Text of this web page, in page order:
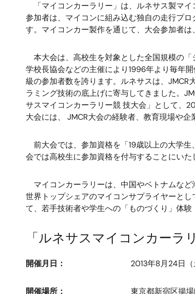
「マイコンカーラリー」は、ルネサス製マ
参加者は、マイコンに組み込む独自の走行プ
す。マイコンカー製作を通じて、大会参加者
本大会は、高校生を対象とした全国規模の「
学校長協会などの主催により1996年より毎年
級の参加者数を誇ります。ルネサスは、JMCR
ラミング技術の底上げに寄与してきました。
サスマイコンカーラリー競 技大会」として、
大会には、 JMCR大会の経験者、教育現場や
前大会では、参加資格を「19歳以上の大学
会では高校生に参加資格を付与することにいた
マイコンカーラリーは、中国やベトナムなど
世界トップシェアのマイコンサプライヤーと
て、若手技術者や学生への「ものづくり」体
「ルネサスマイコンカーラ
開催月日： 2013年8月24日（
開催場所：
東京都新宿区揚